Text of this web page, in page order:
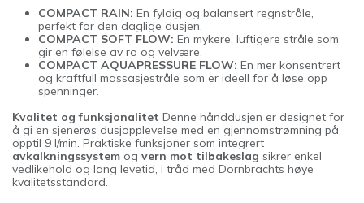
COMPACT RAIN: En fyldig og balansert regnstråle,
perfekt for den daglige dusjen.
COMPACT SOFT FLOW: En mykere, luftigere stråle som
gir en følelse av ro og velvære.
COMPACT AQUAPRESSURE FLOW: En mer konsentrert
og kraftfull massasjestråle som er ideell for å løse opp
spenninger.
Kvalitet og funksjonalitet Denne hånddusjen er designet for
å gi en sjenerøs dusjopplevelse med en gjennomstrømning på
opptil 9 l/min. Praktiske funksjoner som integrert
avkalkningssystem og vern mot tilbakeslag sikrer enkel
vedlikehold og lang levetid, i tråd med Dornbrachts høye
kvalitetsstandard.